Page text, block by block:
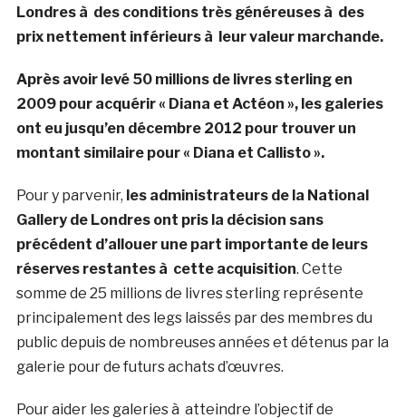
Londres à des conditions très généreuses à des
prix nettement inférieurs à leur valeur marchande.
Après avoir levé 50 millions de livres sterling en
2009 pour acquérir « Diana et Actéon », les galeries
ont eu jusqu’en décembre 2012 pour trouver un
montant similaire pour « Diana et Callisto ».
Pour y parvenir, les administrateurs de la National
Gallery de Londres ont pris la décision sans
précédent d’allouer une part importante de leurs
réserves restantes à cette acquisition. Cette
somme de 25 millions de livres sterling représente
principalement des legs laissés par des membres du
public depuis de nombreuses années et détenus par la
galerie pour de futurs achats d’œuvres.
Pour aider les galeries à atteindre l’objectif de